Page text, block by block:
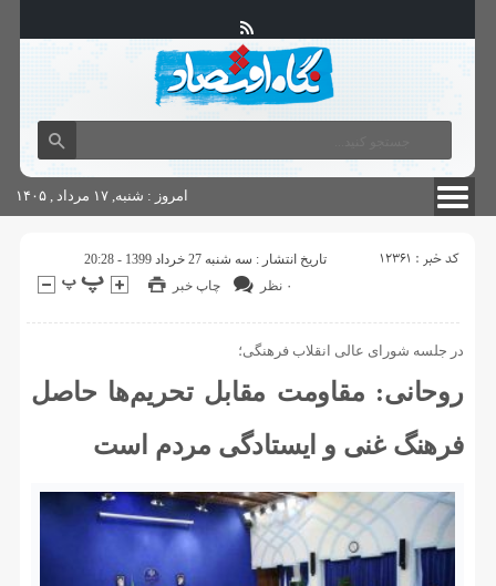
آگهی های دولتی چاپ
امروز : شنبه, ۱۷ مرداد , ۱۴۰۵
کد خبر : 12361
تاریخ انتشار : سه شنبه 27 خرداد 1399 - 20:28
چاپ خبر
۰ نظر
در جلسه شورای عالی انقلاب فرهنگی؛
روحانی: مقاومت مقابل تحریم‌ها حاصل
فرهنگ غنی و ایستادگی مردم است